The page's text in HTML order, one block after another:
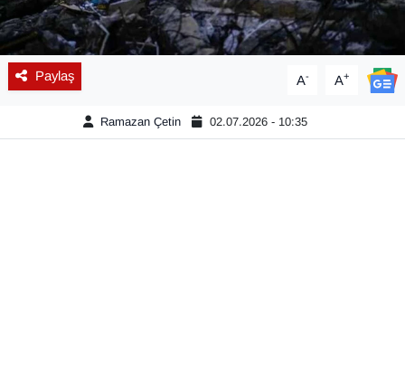
Paylaş A- A+
Ramazan Çetin 02.07.2026 - 10:35
EKONOMİ
Eleman
Emlak